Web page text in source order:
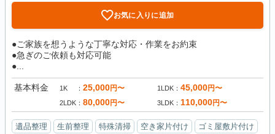
お気に入りに追加
●ご家族を想うような丁寧な対応・作業をお約束
●急ぎのご依頼も対応可能
●...
基本料金 1K 25,000円〜 1LDK 45,000円〜
2LDK 80,000円〜 3LDK 110,000円〜
遺品整理 生前整理 特殊清掃 空き家片付け
ゴミ屋敷片付け